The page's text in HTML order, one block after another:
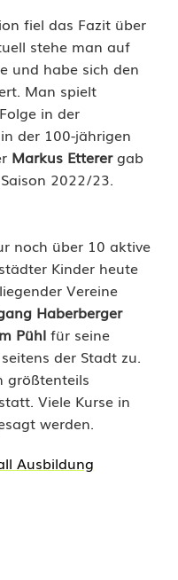
fiel das Fazit über
stehe man auf
und habe sich den
Man spielt
in der
der 100-jährigen
Markus Etterergab
2022/23.
noch über 10 aktive
Kinder heute
Vereine
Haberberger
Pühl für seine
der Stadt zu.
größtenteils
Viele Kurse in
werden.